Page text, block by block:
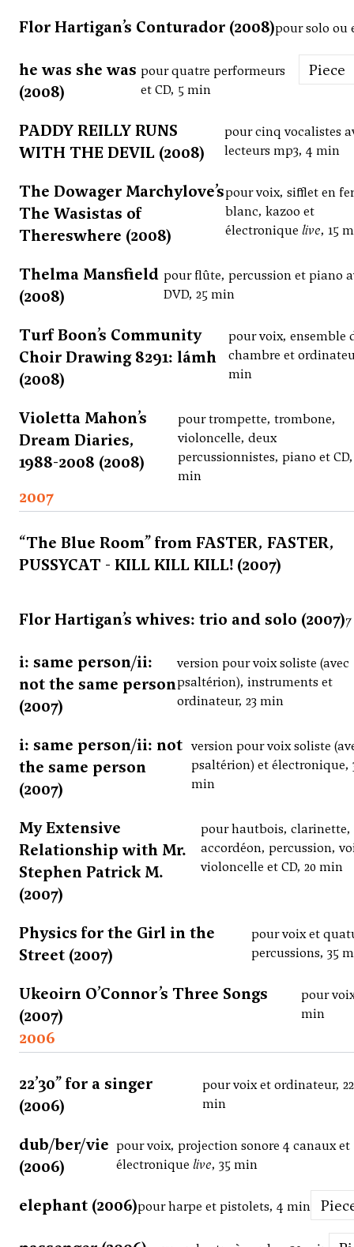
Flor Hartigan’s Conturador (2008)pour solo ou
he was she was
(2008)
pour quatre performeurs
et CD, 5 min
Piece
PADDY REILLY RUNS
WITH THE DEVIL (2008)
pour cinq vocalistes
lecteurs mp3, 4 min
The Dowager Marchylove’s
The Wasistas of
Thereswhere (2008)
pour voix, sifflet en
blanc, kazoo et
électroniquelive, 15
Thelma Mansfield
(2008)
pour flûte, percussion et piano
DVD, 25 min
Turf Boon’s Community
Choir Drawing 8291: lámh
(2008)
pour voix, ensemble
chambre et
min
Violetta Mahon’s
Dream Diaries,
1988-2008 (2008)
pour trompette, trombone,
violoncelle, deux
percussionnistes, piano et CD,
min
2007
“The Blue Room” from FASTER, FASTER,
PUSSYCAT - KILL KILL KILL! (2007)
Flor Hartigan’s whives: trio and solo (2007)
i: same person/ii:
not the same person
(2007)
version pour voix soliste (avec
psaltérion), instruments et
ordinateur, 23 min
i: same person/ii: not
the same person
(2007)
version pour voix soliste
psaltérion) et électronique,
min
My Extensive
Relationship with Mr.
Stephen Patrick M.
(2007)
pour hautbois, clarinette,
accordéon, percussion,
violoncelle et CD, 20 min
Physics for the Girl in the
Street (2007)
pour voix et
percussions, 35
Ukeoirn O’Connor’s Three Songs
(2007)
pour
min
2006
22’30” for a singer
(2006)
pour voix et ordinateur, 22
min
dub/ber/vie
(2006)
pour voix, projection sonore 4 canaux et
électroniquelive, 35 min
elephant (2006)pour harpe et pistolets, 4 min